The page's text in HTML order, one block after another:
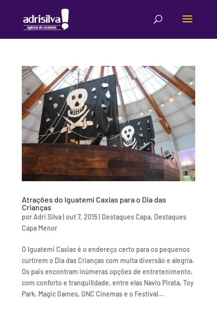
Atrações do Iguatemi Caxias para o Dia das
Crianças
porAdri Silva| out 7, 2015| Destaques Capa, Destaques
Capa Menor
O Iguatemi Caxias é o endereço certo para os pequenos
curtirem o Dia das Crianças com muita diversão e alegria.
Os pais encontram inúmeras opções de entretenimento,
com conforto e tranquilidade, entre elas Navio Pirata, Toy
Park, Magic Games, GNC Cinemas e o Festival...